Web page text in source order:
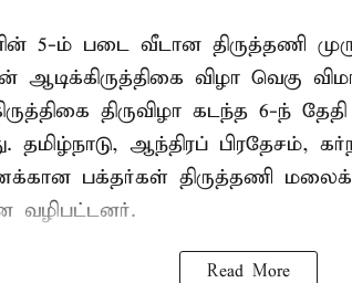
5-ம் படை வீடான திருத்தணி
ஆடிக்கிருத்திகை விழா வெகு
திருவிழா கடந்த 6-ந்
ஆந்திரப் பிரதேசம்,
பக்தர்கள் திருத்தணி
வழிபட்டனர்.
Read More